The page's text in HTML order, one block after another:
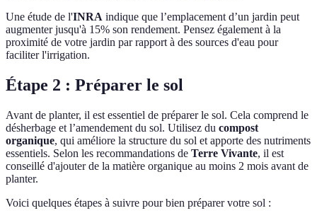
Une étude de l'INRA indique que l’emplacement d’un jardin peut
augmenter jusqu'à 15% son rendement. Pensez également à la
proximité de votre jardin par rapport à des sources d'eau pour
faciliter l'irrigation.
Étape 2 : Préparer le sol
Avant de planter, il est essentiel de préparer le sol. Cela comprend le
désherbage et l’amendement du sol. Utilisez du compost
organique, qui améliore la structure du sol et apporte des nutriments
essentiels. Selon les recommandations de Terre Vivante, il est
conseillé d'ajouter de la matière organique au moins 2 mois avant de
planter.
Voici quelques étapes à suivre pour bien préparer votre sol :